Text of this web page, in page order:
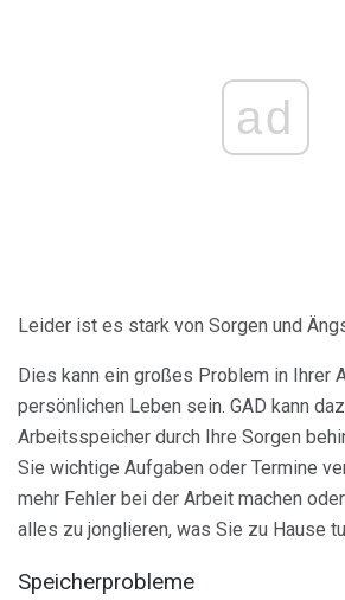
ad
Leider ist es stark von Sorgen und
Dies kann ein großes Problem in Ihrer
persönlichen Leben sein. GAD kann
Arbeitsspeicher durch Ihre Sorgen
Sie wichtige Aufgaben oder Termine
mehr Fehler bei der Arbeit machen
alles zu jonglieren, was Sie zu Hause
Speicherprobleme